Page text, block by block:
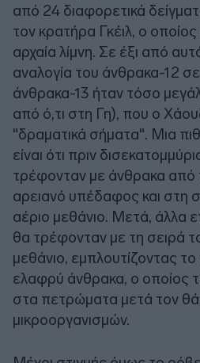
από 24 διαφορετικά
τον κρατήρα Γκέιλ, ο οποίος
αρχαία λίμνη. Σε έξι από
αναλογία του άνθρακα-12
άνθρακα-13 ήταν τόσο
από ό,τι στη Γη), που ο
"δραματικά σήματα". Μια
είναι ότι πριν
τρέφονταν με άνθρακα από
αρειανό υπέδαφος και στη
αέριο μεθάνιο. Μετά, άλλα
θα τρέφονταν με τη σειρά
μεθάνιο, εμπλουτίζοντας
ελαφρύ άνθρακα, ο οποίος
στα πετρώματα μετά τον
μικροοργανισμών.